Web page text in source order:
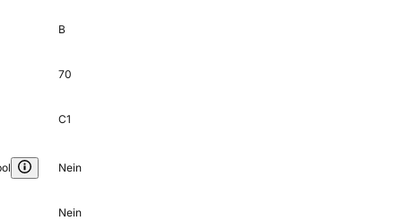
B
70
C1
Nein
Nein